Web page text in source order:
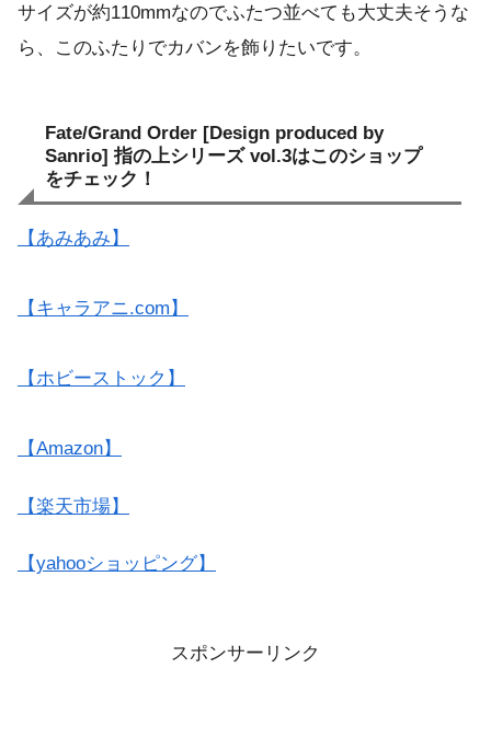
サイズが約110mmなのでふたつ並べても大丈夫そうな
ら、このふたりでカバンを飾りたいです。
Fate/Grand Order [Design produced by
Sanrio] 指の上シリーズ vol.3はこのショップ
をチェック！
【あみあみ】
【キャラアニ.com】
【ホビーストック】
【Amazon】
【楽天市場】
【yahooショッピング】
スポンサーリンク